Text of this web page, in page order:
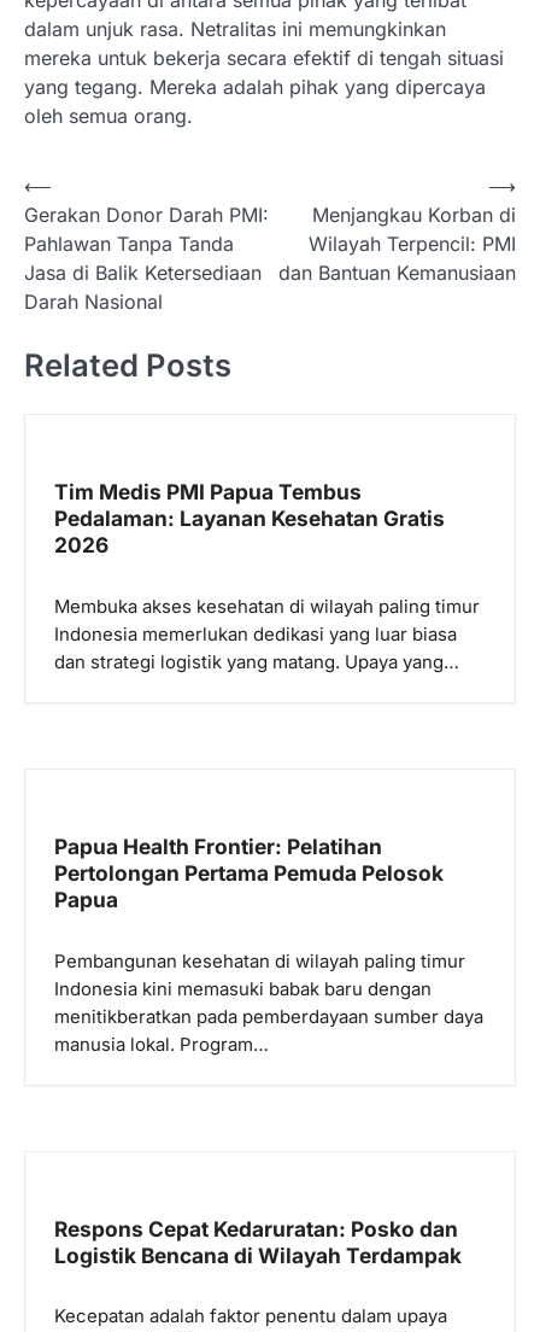
dalam unjuk rasa. Netralitas ini memungkinkan
mereka untuk bekerja secara efektif di tengah situasi
yang tegang. Mereka adalah pihak yang dipercaya
oleh semua orang.
N
a
v
i
a
⟵
Gerakan Donor Darah PMI:
Pahlawan Tanpa Tanda
Jasa di Balik Ketersediaan
Darah Nasional
Menjangkau Korban di
Wilayah Terpencil: PMI
dan Bantuan Kemanusiaan
⟶
Related Posts
Tim Medis PMI Papua Tembus
Pedalaman: Layanan Kesehatan Gratis
2026
Membuka akses kesehatan di wilayah paling timur
Indonesia memerlukan dedikasi yang luar biasa
dan strategi logistik yang matang. Upaya yang…
Papua Health Frontier: Pelatihan
Pertolongan Pertama Pemuda Pelosok
Papua
Pembangunan kesehatan di wilayah paling timur
Indonesia kini memasuki babak baru dengan
menitikberatkan pada pemberdayaan sumber daya
manusia lokal. Program…
Respons Cepat Kedaruratan: Posko dan
Logistik Bencana di Wilayah Terdampak
Kecepatan adalah faktor penentu dalam upaya